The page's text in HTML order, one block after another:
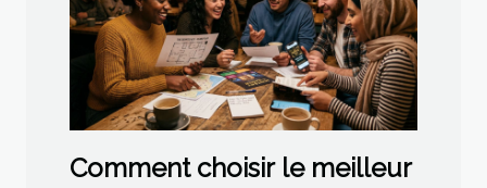
Comment choisir le meilleur